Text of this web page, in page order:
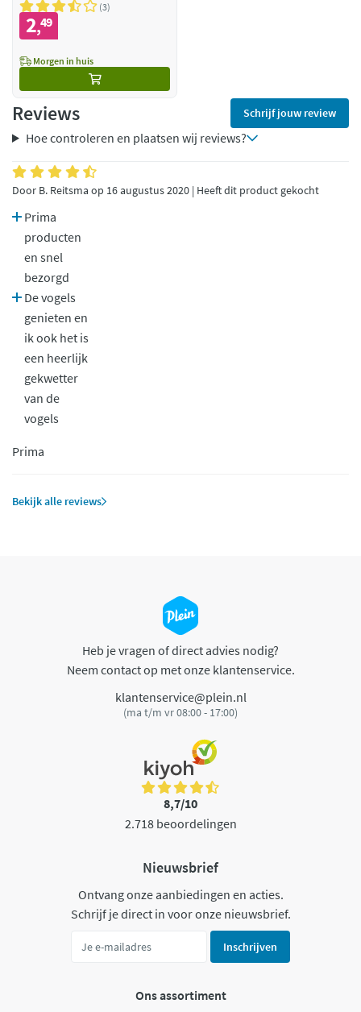
3
2,49
Morgen in huis
Reviews Schrijf jouw review
Hoe controleren en plaatsen wij reviews?
Door B. Reitsma op 16 augustus 2020 | Heeft dit product gekocht
Prima
producten
en snel
bezorgd
De vogels
genieten en
ik ook het is
een heerlijk
gekwetter
van de
vogels
Prima
Bekijk alle reviews
Heb je vragen of direct advies nodig?
Neem contact op met onze klantenservice.
klantenservice@plein.nl
(ma t/m vr 08:00 - 17:00)
8,7/10
2.718 beoordelingen
Nieuwsbrief
Ontvang onze aanbiedingen en acties.
Schrijf je direct in voor onze nieuwsbrief.
Inschrijven
Ons assortiment